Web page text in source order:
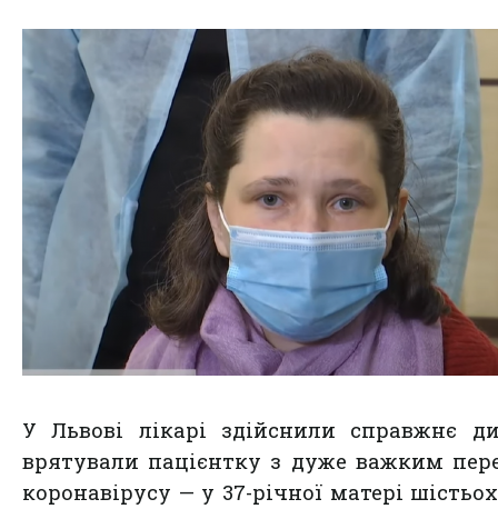
У Львові лікарі здійснили справжнє
врятували пацієнтку з дуже важким
коронавірусу — у 37-річної матері